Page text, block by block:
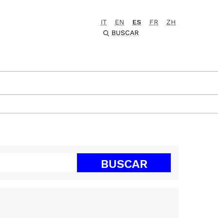
IT EN ES FR
ZH
BUSCAR